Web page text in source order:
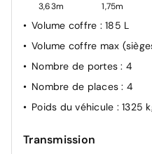
3,63m 1,75m
Volume coffre : 185 L
Volume coffre max
Nombre de portes: 4
Nombre de places: 4
Poids du véhicule : 1325
Transmission